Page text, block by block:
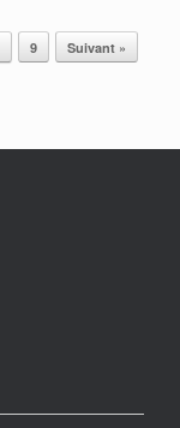
9 Suivant »